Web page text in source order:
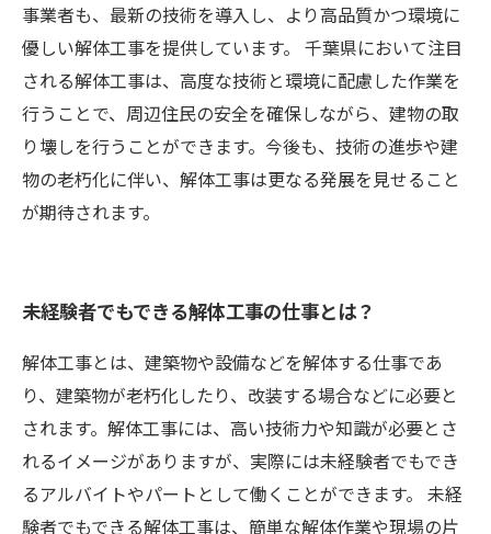
事業者も、最新の技術を導入し、より高品質かつ環境に
優しい解体工事を提供しています。 千葉県において注目
される解体工事は、高度な技術と環境に配慮した作業を
行うことで、周辺住民の安全を確保しながら、建物の取
り壊しを行うことができます。今後も、技術の進歩や建
物の老朽化に伴い、解体工事は更なる発展を見せること
が期待されます。
未経験者でもできる解体工事の仕事とは？
解体工事とは、建築物や設備などを解体する仕事であ
り、建築物が老朽化したり、改装する場合などに必要と
されます。解体工事には、高い技術力や知識が必要とさ
れるイメージがありますが、実際には未経験者でもでき
るアルバイトやパートとして働くことができます。 未経
験者でもできる解体工事は、簡単な解体作業や現場の片